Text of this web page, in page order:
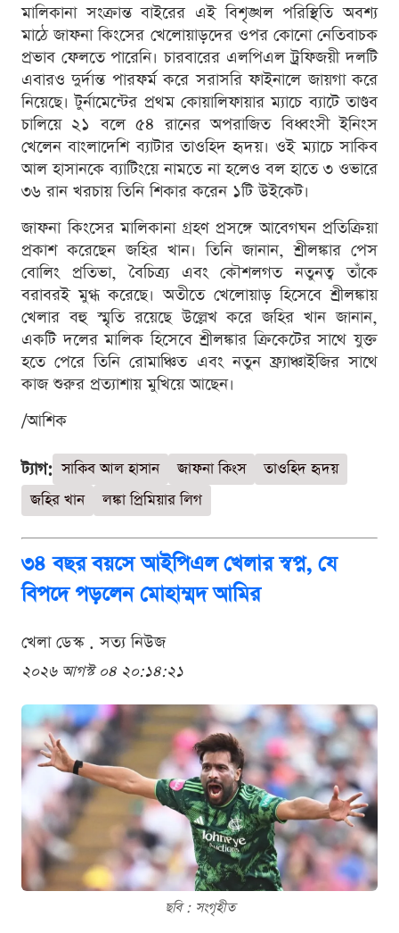
মালিকানা সংক্রান্ত বাইরের এই বিশৃঙ্খল পরিস্থিতি অবশ্য
মাঠে জাফনা কিংসের খেলোয়াড়দের ওপর কোনো নেতিবাচক
প্রভাব ফেলতে পারেনি। চারবারের এলপিএল ট্রফিজয়ী দলটি
এবারও দুর্দান্ত পারফর্ম করে সরাসরি ফাইনালে জায়গা করে
নিয়েছে। টুর্নামেন্টের প্রথম কোয়ালিফায়ার ম্যাচে ব্যাটে তাণ্ডব
চালিয়ে ২১ বলে ৫৪ রানের অপরাজিত বিধ্বংসী ইনিংস
খেলেন বাংলাদেশি ব্যাটার তাওহিদ হৃদয়। ওই ম্যাচে সাকিব
আল হাসানকে ব্যাটিংয়ে নামতে না হলেও বল হাতে ৩ ওভারে
৩৬ রান খরচায় তিনি শিকার করেন ১টি উইকেট।
জাফনা কিংসের মালিকানা গ্রহণ প্রসঙ্গে আবেগঘন প্রতিক্রিয়া
প্রকাশ করেছেন জহির খান। তিনি জানান, শ্রীলঙ্কার পেস
বোলিং প্রতিভা, বৈচিত্র্য এবং কৌশলগত নতুনত্ব তাঁকে
বরাবরই মুগ্ধ করেছে। অতীতে খেলোয়াড় হিসেবে শ্রীলঙ্কায়
খেলার বহু স্মৃতি রয়েছে উল্লেখ করে জহির খান জানান,
একটি দলের মালিক হিসেবে শ্রীলঙ্কার ক্রিকেটের সাথে যুক্ত
হতে পেরে তিনি রোমাঞ্চিত এবং নতুন ফ্র্যাঞ্চাইজির সাথে
কাজ শুরুর প্রত্যাশায় মুখিয়ে আছেন।
/আশিক
ট্যাগ: সাকিব আল হাসান জাফনা কিংস
তাওহিদ হৃদয়
জহির খান
লঙ্কা প্রিমিয়ার লিগ
৩৪ বছর বয়সে আইপিএল খেলার স্বপ্ন, যে
বিপদে পড়লেন মোহাম্মদ আমির
খেলা ডেস্ক . সত্য নিউজ
২০২৬ আগস্ট ০৪ ২০:১৪:২১
ছবি : সংগৃহীত